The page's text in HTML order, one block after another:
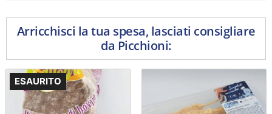
Arricchisci la tua spesa, lasciati consigliare
da Picchioni:
ESAURITO